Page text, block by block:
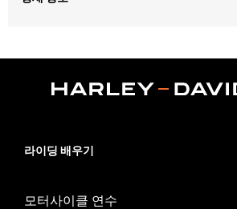
Sold In Units:Each
WARRANTY:1 year limited warranty – Go to
라이딩 배우기
모터사이클 연수